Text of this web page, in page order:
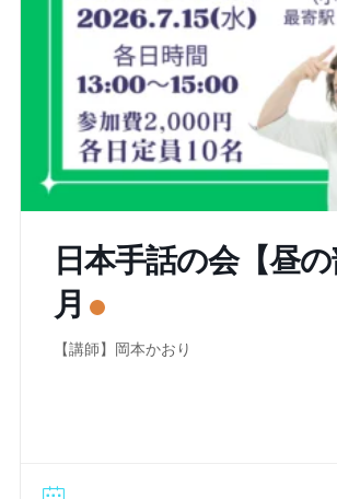
日本手話の会【昼
月
【講師】岡本かおり